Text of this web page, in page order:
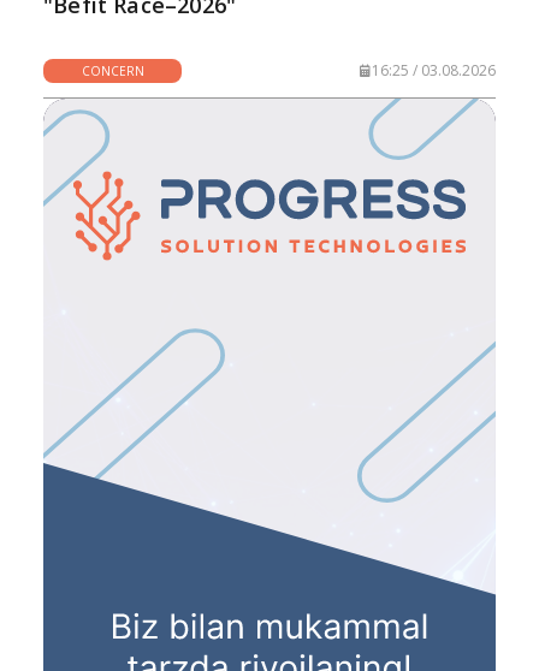
CONCERN 16:25 / 03.08.2026